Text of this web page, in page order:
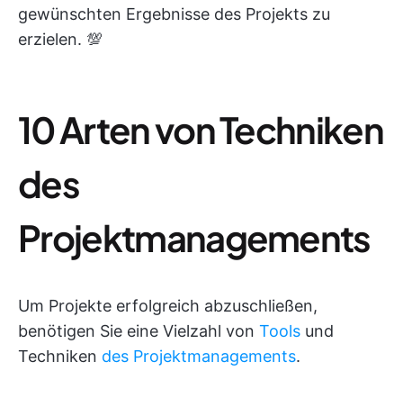
gewünschten Ergebnisse des Projekts zu
erzielen. 💯
10 Arten von Techniken
des
Projektmanagements
Um Projekte erfolgreich abzuschließen,
benötigen Sie eine Vielzahl von Tools und
Techniken des Projektmanagements.